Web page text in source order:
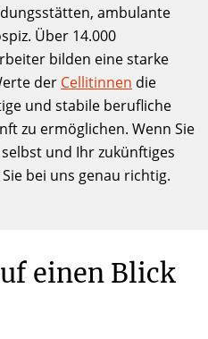
ambulante
Über 14.000
bilden eine starke
der Cellitinnen die
und stabile berufliche
zu ermöglichen. Wenn Sie
und Ihr zukünftiges
bei uns genau richtig.
einen Blick